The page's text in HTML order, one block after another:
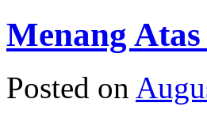
Menang
Posted on